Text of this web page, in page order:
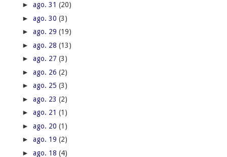
► ago. 31 (20)
► ago. 30 (3)
► ago. 29 (19)
► ago. 28 (13)
► ago. 27 (3)
► ago. 26 (2)
► ago. 25 (3)
► ago. 23 (2)
► ago. 21 (1)
► ago. 20 (1)
► ago. 19 (2)
► ago. 18 (4)